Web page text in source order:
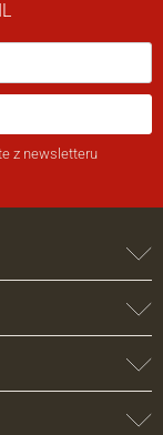
z newsletteru